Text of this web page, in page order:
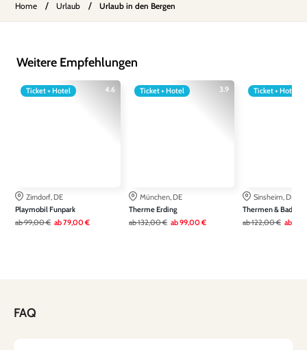
Home / Urlaub / Urlaub in den Bergen
Weitere Empfehlungen
4.6
Ticket + Hotel
Zirndorf, DE
Playmobil Funpark
ab99,00 € ab79,00 €
3.9
Ticket + Hotel
München, DE
Therme Erding
ab132,00 € ab99,00 €
Ticket + Hotel
Sinsheim, DE
Thermen &
ab122,00 € ab
FAQ